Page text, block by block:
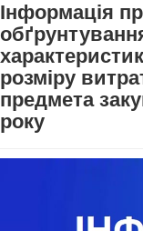
Інформація
розміру
предмета
року